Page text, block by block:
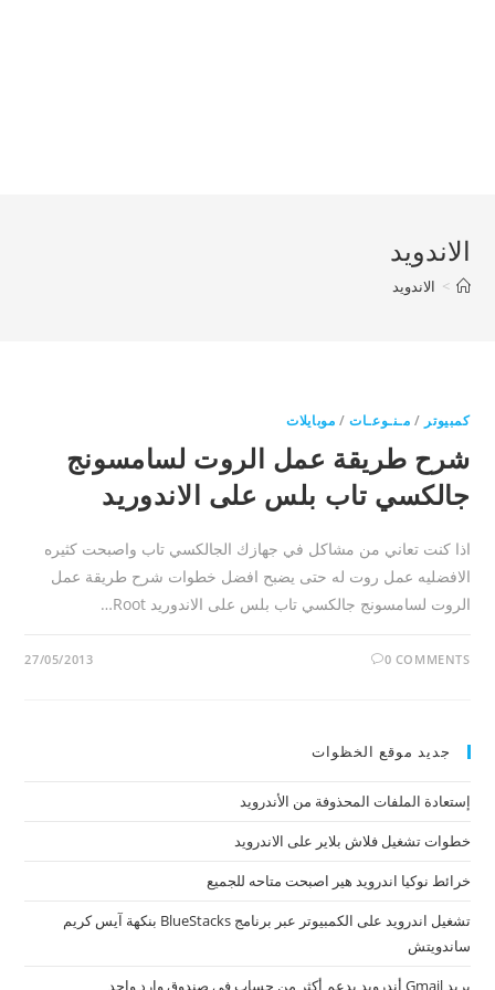
الاندويد
> الاندويد
كمبيوتر / مـنـوعـات/ موبايلات
شرح طريقة عمل الروت لسامسونج
جالكسي تاب بلس على الاندوريد
اذا كنت تعاني من مشاكل في جهازك الجالكسي تاب واصبحت كثيره
الافضليه عمل روت له حتى يضبح افضل خطوات شرح طريقة عمل
الروت لسامسونج جالكسي تاب بلس على الاندوريد Root…
0 COMMENTS
27/05/2013
جديد موقع الخظوات
إستعادة الملفات المحذوفة من الأندرويد
خطوات تشغيل فلاش بلاير على الاندرويد
خرائط نوكيا اندرويد هير اصبحت متاحه للجميع
تشغيل اندرويد على الكمبيوتر عبر برنامج BlueStacks بنكهة آيس كريم
ساندويتش
بريد Gmail أندرويد يدعم أكثر من حساب في صندوق وارد واحد